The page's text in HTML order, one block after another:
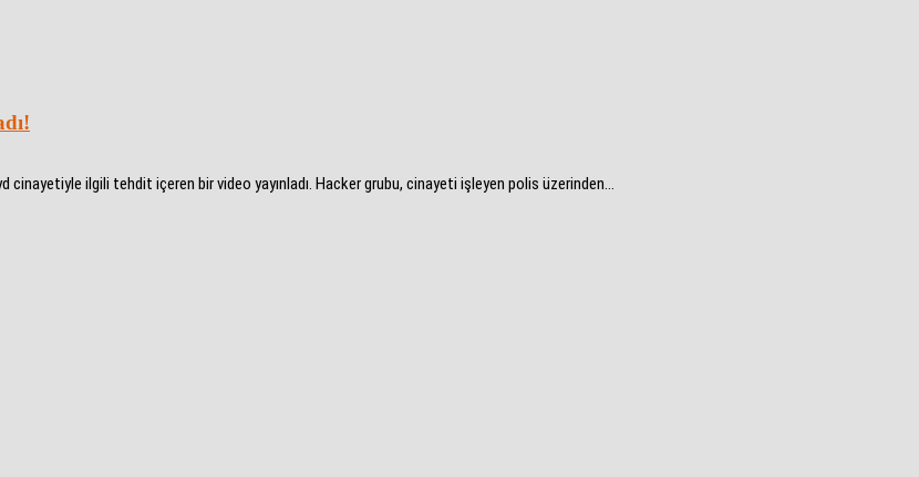
ilgili tehdit içeren bir video yayınladı. Hacker grubu, cinayeti işleyen polis üzerinden...